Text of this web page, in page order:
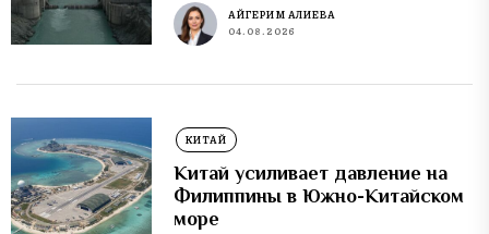
АЙГЕРИМ АЛИЕВА
04.08.2026
КИТАЙ
Китай усиливает давление на
Филиппины в Южно-Китайском
море